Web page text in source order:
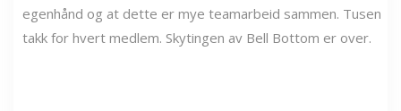
egenhånd og at dette er mye teamarbeid sammen. Tusen
takk for hvert medlem. Skytingen av Bell Bottom er over.